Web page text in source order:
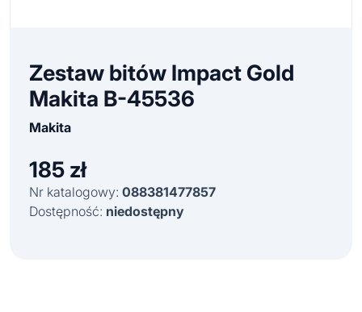
Zestaw bitów Impact Gold
Makita B-45536
Makita
185 zł
Nr katalogowy: 088381477857
Dostępność: niedostępny